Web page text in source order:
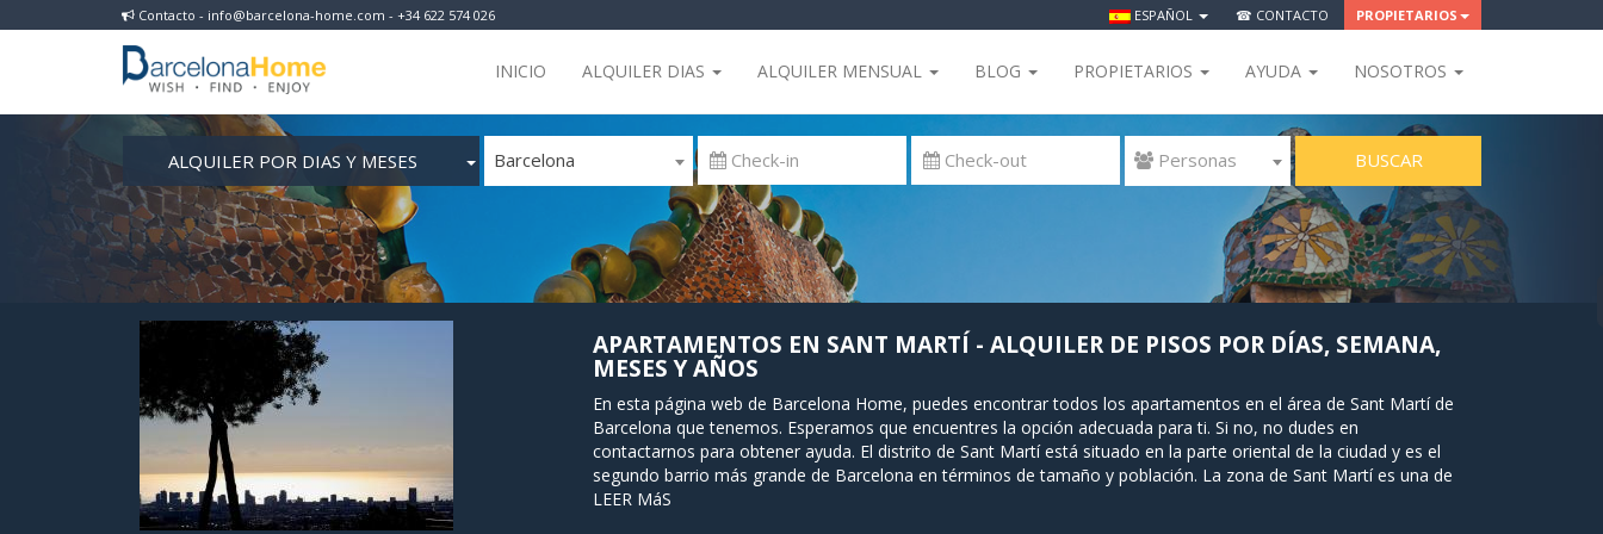
Contacto - info@barcelona-home.com - +34 622 574 026 ESPAÑOL ☎ CONTACTO PROPIETARIOS
INICIO ALQUILER DIAS ALQUILER MENSUAL BLOG PROPIETARIOS AYUDA NOSOTROS
ALQUILER POR DIAS Y MESES Barcelona  Personas BUSCAR
APARTAMENTOS EN SANT MARTÍ - ALQUILER DE PISOS POR DÍAS, SEMANA,
MESES Y AÑOS
En esta página web de Barcelona Home, puedes encontrar todos los apartamentos en el área de Sant Martí de
Barcelona que tenemos. Esperamos que encuentres la opción adecuada para ti. Si no, no dudes en
contactarnos para obtener ayuda. El distrito de Sant Martí está situado en la parte oriental de la ciudad y es el
segundo barrio más grande de Barcelona en términos de tamaño y población. La zona de Sant Martí es una de
las más importantes de España en términos de industria. Hoy en día, Sant Martí es uno de los barrios más
LEER MáS